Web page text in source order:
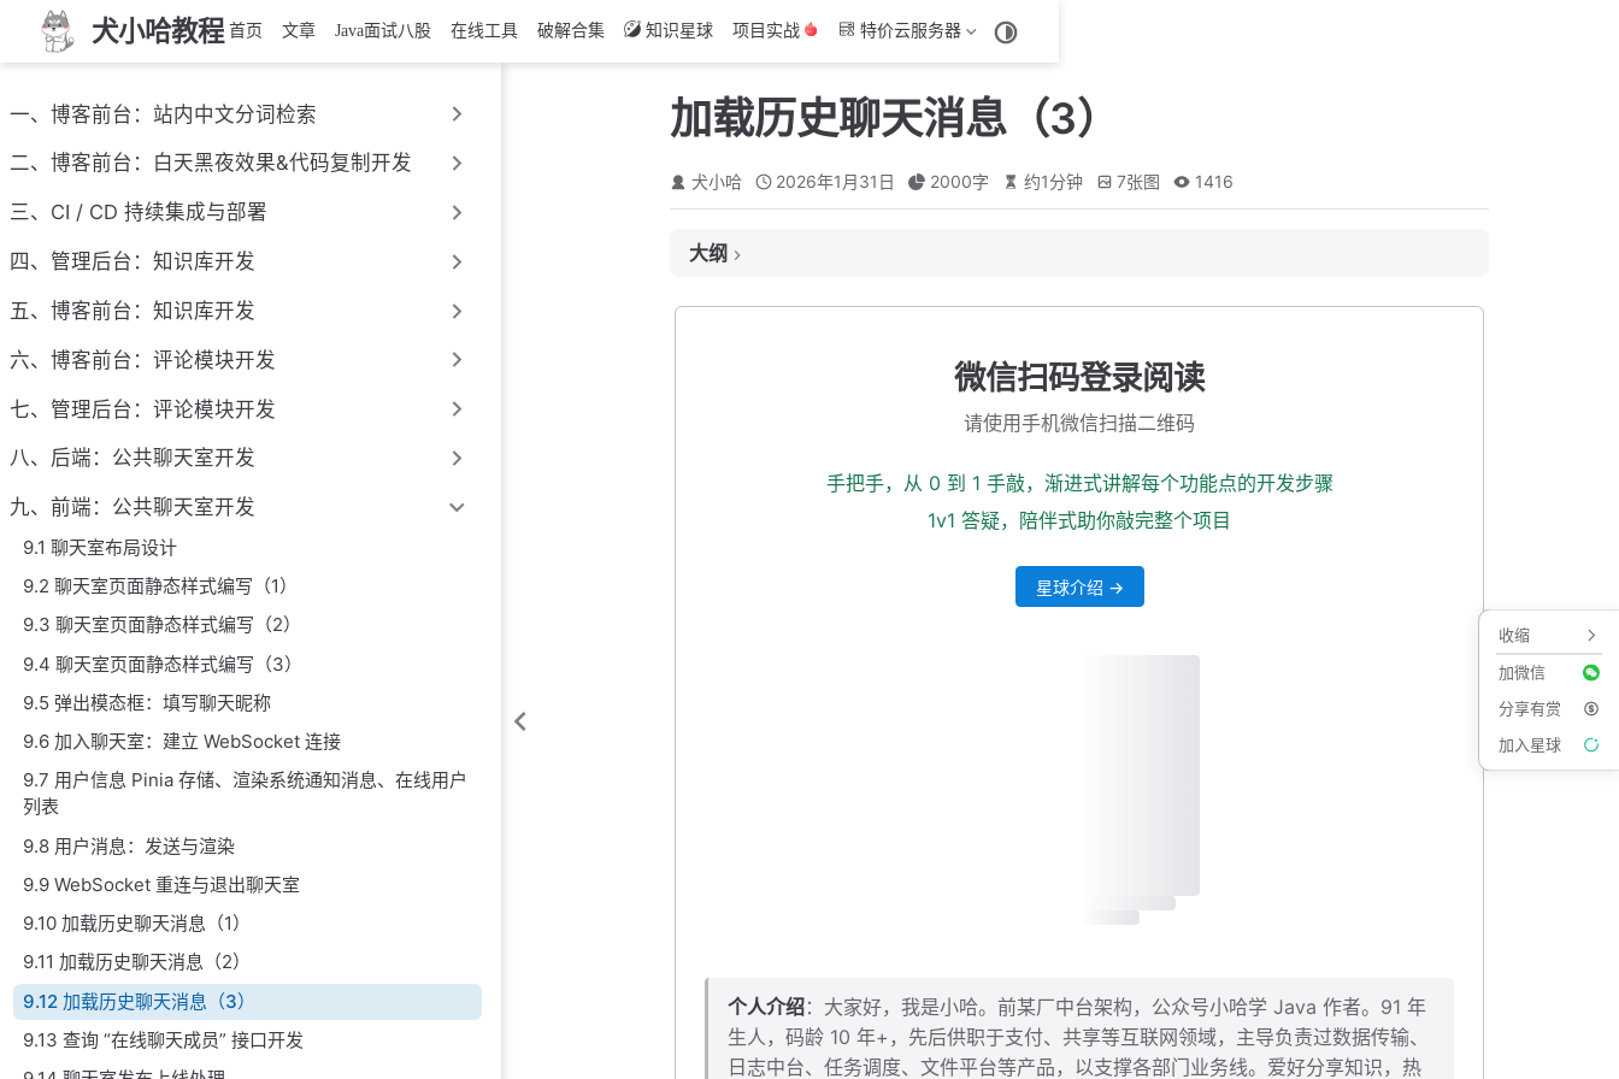
犬小哈教程 首页 文章 Java面试八股 在线工具 破解合集 知识星球 项目实战 特价云服务器
一、博客前台：站内中文分词检索
二、博客前台：白天黑夜效果&代码复制开发
三、CI / CD 持续集成与部署
四、管理后台：知识库开发
五、博客前台：知识库开发
六、博客前台：评论模块开发
七、管理后台：评论模块开发
八、后端：公共聊天室开发
九、前端：公共聊天室开发
9.1 聊天室布局设计
9.2 聊天室页面静态样式编写（1）
9.3 聊天室页面静态样式编写（2）
9.4 聊天室页面静态样式编写（3）
9.5 弹出模态框：填写聊天昵称
9.6 加入聊天室：建立 WebSocket 连接
9.7 用户信息 Pinia 存储、渲染系统通知消息、在线用户
列表
9.8 用户消息：发送与渲染
9.9 WebSocket 重连与退出聊天室
9.10 加载历史聊天消息（1）
9.11 加载历史聊天消息（2）
9.12 加载历史聊天消息（3）
9.13 查询 “在线聊天成员” 接口开发
加载历史聊天消息（3）
犬小哈 2026年1月31日 2000字 约1分钟 7张图 1416
大纲
微信扫码登录阅读
请使用手机微信扫描二维码
手把手，从 0 到 1 手敲，渐进式讲解每个功能点的开发步骤
1v1 答疑，陪伴式助你敲完整个项目
星球介绍 →
个人介绍：大家好，我是小哈。前某厂中台架构，公众号小哈学 Java 作者。91 年
生人，码龄 10 年+，先后供职于支付、共享等互联网领域，主导负责过数据传输、
日志中台、任务调度、文件平台等产品，以支撑各部门业务线。爱好分享知识，热
收缩
加微信
分享有赏
加入星球